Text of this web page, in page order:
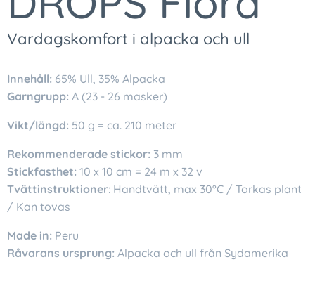
Vardagskomfort i alpacka och ull
Innehåll: 65% Ull, 35% Alpacka
Garngrupp: A (23 - 26 masker)
Vikt/längd: 50 g = ca. 210 meter
Rekommenderade stickor: 3 mm
Stickfasthet: 10 x 10 cm = 24 m x 32 v
Tvättinstruktioner: Handtvätt, max 30°C / Torkas plant
/ Kan tovas
Made in: Peru
Råvarans ursprung: Alpacka och ull från Sydamerika